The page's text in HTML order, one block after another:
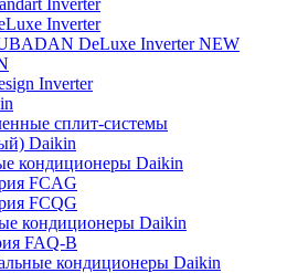
Inverter
Inverter
DeLuxe Inverter NEW
Inverter
сплит-системы
Daikin
кондиционеры Daikin
FCAG
FCQG
кондиционеры Daikin
FAQ-B
кондиционеры Daikin